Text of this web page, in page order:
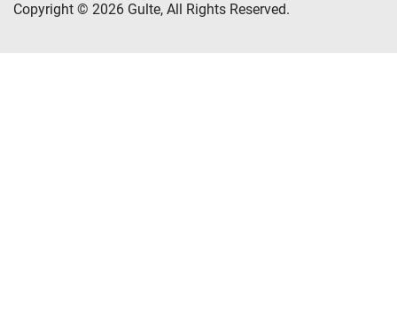
Copyright © 2026 Gulte, All Rights Reserved.